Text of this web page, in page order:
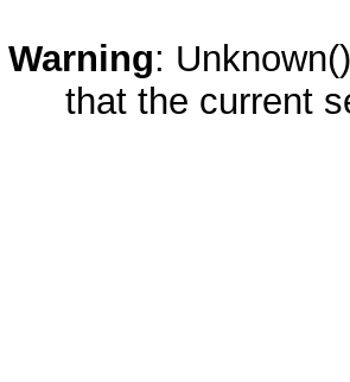
Warning:
that the current